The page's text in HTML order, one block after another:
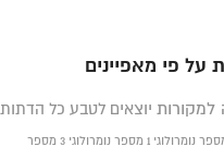
על פי מאפיינים
למקורות יוצאים לטבע כל הדתות
נומרולוגי 1 מספר נומרולוגי 3 מספר